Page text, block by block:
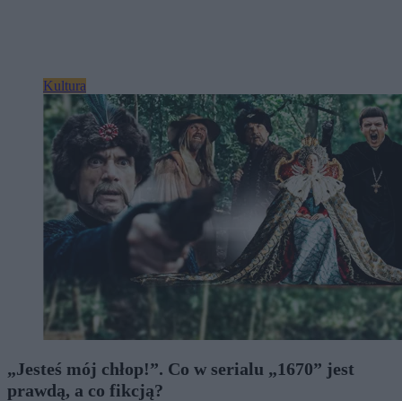
Kultura
„Jesteś mój chłop!”. Co w serialu „1670” jest
prawdą, a co fikcją?